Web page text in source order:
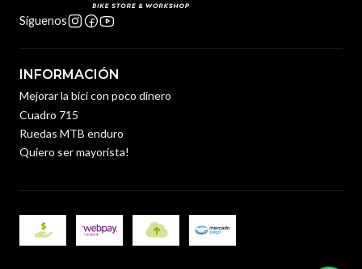
Síguenos
INFORMACIÓN
Mejorar la bici con poco dinero
Cuadro 715
Ruedas MTB enduro
Quiero ser mayorista!